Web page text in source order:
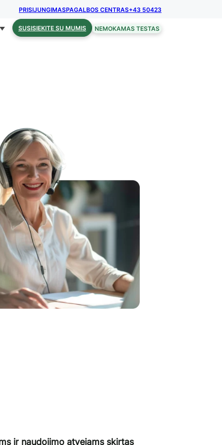
PRISIJUNGIMASPAGALBOS CENTRAS+43 50423
SUSISIEKITE SU MUMIS NEMOKAMAS TESTAS
ir naudojimo atvejams skirtas